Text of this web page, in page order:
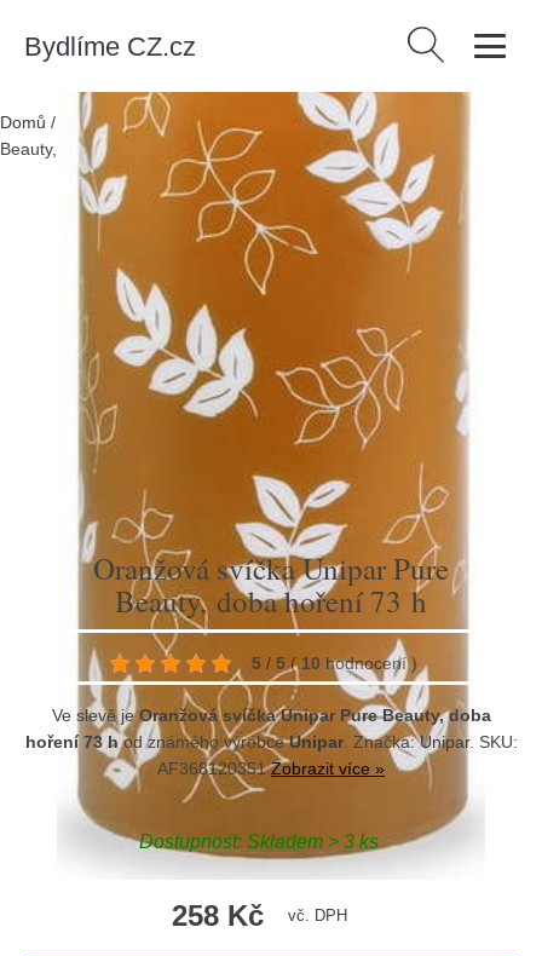
Bydlíme CZ.cz Vyhledávání
Domů / Produkty/Dekorace
Oranžová svíčka Unipar Pure
Beauty, doba hoření 73 h
Oranžová svíčka Unipar Pure
Beauty, doba hoření 73 h
5 / 5 ( 10 hodnocení)
Ve slevě jeOranžová svíčka Unipar Pure Beauty, doba
hoření 73 hod známého výrobceUnipar. Značka:Unipar. SKU:
AF368120351Zobrazit více »
Dostupnost: Skladem > 3 ks
258 Kč vč. DPH